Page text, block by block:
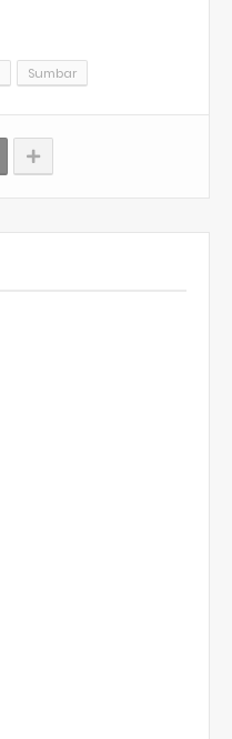
Sumbar